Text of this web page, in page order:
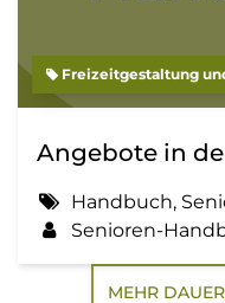
Freizeitgestaltung
Angebote in
Handbuch,
Senioren-
MEHR